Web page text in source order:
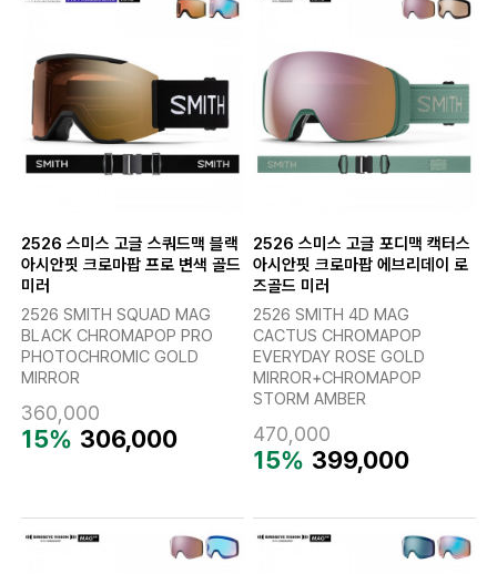
2526 스미스 고글 스쿼드맥 블랙
아시안핏 크로마팝 프로 변색 골드
미러
2526 SMITH SQUAD MAG
BLACK CHROMAPOP PRO
PHOTOCHROMIC GOLD
MIRROR
360,000
15% 306,000
2526 스미스 고글 포디맥 캑터스
아시안핏 크로마팝 에브리데이 로
즈골드 미러
2526 SMITH 4D MAG
CACTUS CHROMAPOP
EVERYDAY ROSE GOLD
MIRROR+CHROMAPOP
STORM AMBER
470,000
15% 399,000